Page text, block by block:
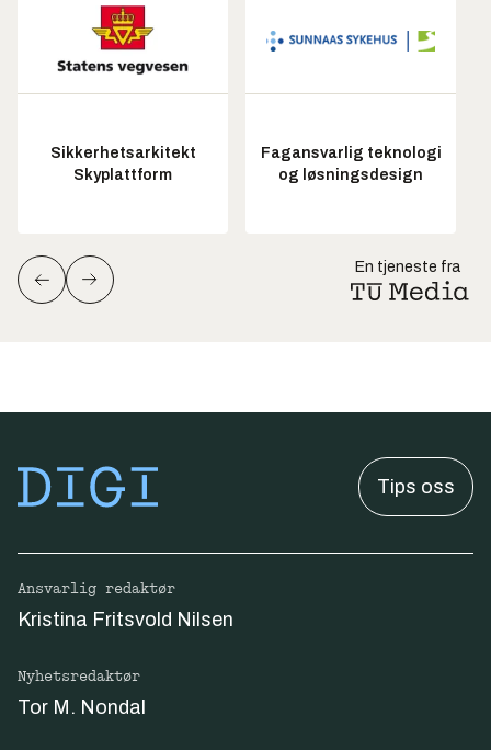
Sikkerhetsarkitekt
Skyplattform
Fagansvarlig teknologi
og løsningsdesign
En tjeneste fra
Tips oss
Ansvarlig redaktør
Kristina Fritsvold Nilsen
Nyhetsredaktør
Tor M. Nondal